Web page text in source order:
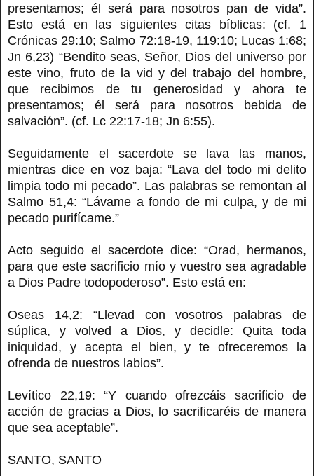
presentamos; él será para nosotros pan de vida”.
Esto está en las siguientes citas bíblicas: (cf. 1
Crónicas 29:10; Salmo 72:18-19, 119:10; Lucas 1:68;
Jn 6,23) “Bendito seas, Señor, Dios del universo por
este vino, fruto de la vid y del trabajo del hombre,
que recibimos de tu generosidad y ahora te
presentamos; él será para nosotros bebida de
salvación”. (cf. Lc 22:17-18; Jn 6:55).
Seguidamente el sacerdote se lava las manos,
mientras dice en voz baja: “Lava del todo mi delito
limpia todo mi pecado”. Las palabras se remontan al
Salmo 51,4: “Lávame a fondo de mi culpa, y de mi
pecado purifícame.”
Acto seguido el sacerdote dice: “Orad, hermanos,
para que este sacrificio mío y vuestro sea agradable
a Dios Padre todopoderoso”. Esto está en:
Oseas 14,2: “Llevad con vosotros palabras de
súplica, y volved a Dios, y decidle: Quita toda
iniquidad, y acepta el bien, y te ofreceremos la
ofrenda de nuestros labios”.
Levítico 22,19: “Y cuando ofrezcáis sacrificio de
acción de gracias a Dios, lo sacrificaréis de manera
que sea aceptable”.
SANTO, SANTO